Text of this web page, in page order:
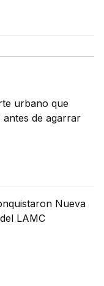
urbano que
de agarrar
Nueva
LAMC